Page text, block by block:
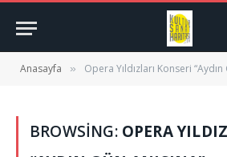
Anasayfa » Opera Yıldızları Konseri “Aydın
BROWSING: OPERA